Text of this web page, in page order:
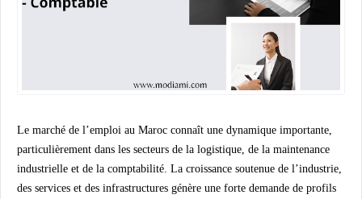
Le marché de l’emploi au Maroc connaît une dynamique importante,
particulièrement dans les secteurs de la logistique, de la maintenance
industrielle et de la comptabilité. La croissance soutenue de l’industrie,
des services et des infrastructures génère une forte demande de profils